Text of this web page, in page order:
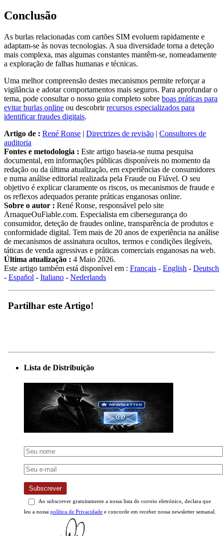
Conclusão
As burlas relacionadas com cartões SIM evoluem rapidamente e
adaptam-se às novas tecnologias. A sua diversidade torna a deteção
mais complexa, mas algumas constantes mantêm-se, nomeadamente
a exploração de falhas humanas e técnicas.
Uma melhor compreensão destes mecanismos permite reforçar a
vigilância e adotar comportamentos mais seguros. Para aprofundar o
tema, pode consultar o nosso guia completo sobre boas práticas para
evitar burlas online ou descobrirrecursos especializados para
identificar fraudes digitais.
Artigo de : René Ronse | Directrizes de revisão | Consultores de
auditoria
Fontes e metodologia : Este artigo baseia-se numa pesquisa
documental, em informações públicas disponíveis no momento da
redação ou da última atualização, em experiências de consumidores
e numa análise editorial realizada pela Fraude ou Fiável. O seu
objetivo é explicar claramente os riscos, os mecanismos de fraude e
os reflexos adequados perante práticas enganosas online.
Sobre o autor : René Ronse, responsável pelo site
ArnaqueOuFiable.com. Especialista em cibersegurança do
consumidor, deteção de fraudes online, transparência de produtos e
conformidade digital. Tem mais de 20 anos de experiência na análise
de mecanismos de assinatura ocultos, termos e condições ilegíveis,
táticas de venda agressivas e práticas comerciais enganosas na web.
Última atualização : 4 Maio 2026.
Este artigo também está disponível em : Français - English - Deutsch
- Español - Italiano - Nederlands
Partilhar este Artigo!
Lista de Distribuição
Subscrever
Ao subscrever gratuitamente a nossa lista de correio eletrónico, declara que
leu a nossa política de Privacidade e concorde em receber nossa newsletter semanal.